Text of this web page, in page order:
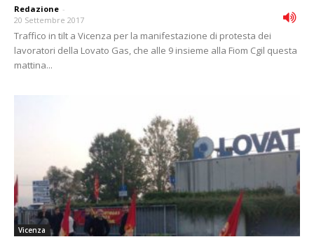
Redazione -
20 Settembre 2017
Traffico in tilt a Vicenza per la manifestazione di protesta dei
lavoratori della Lovato Gas, che alle 9 insieme alla Fiom Cgil questa
mattina...
Vicenza